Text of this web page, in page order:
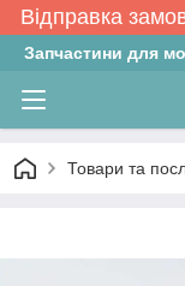
Відправка
Запчастини для
Товари та